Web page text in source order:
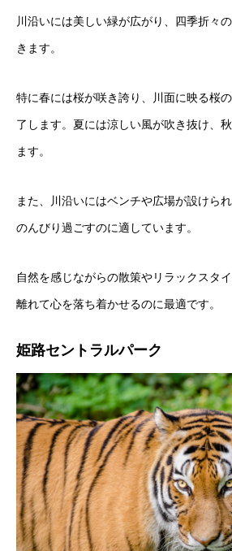
川沿いには美しい緑が広がり、四季折々
きます。
特に春には桜が咲き誇り、川面に映る桜
了します。夏には涼しい風が吹き抜け、
ます。
また、川沿いにはベンチや広場が設けら
のんびり過ごすのに適しています。
自然を感じながらの散策やリラックスタ
離れて心を落ち着かせるのに最適です。
姫路セントラルパーク